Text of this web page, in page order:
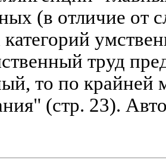
(в отличие от
труд
то по крайней
(стр. 23).